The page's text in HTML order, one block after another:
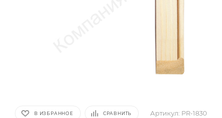
В ИЗБРАННОЕ СРАВНИТЬ Артикул: PR-1830